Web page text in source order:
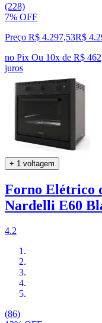
(228)
7% OFF
Preço R$ 4.297,53R$
no Pix Ou 10x de R$
juros
+ 1 voltagem
Forno Elétrico
Nardelli E60
4.2
(86)